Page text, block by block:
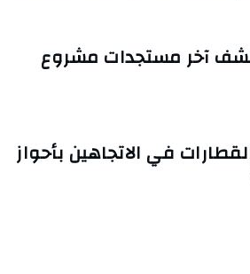
آخر مستجدات مشروع
في الاتجاهين بأحواز